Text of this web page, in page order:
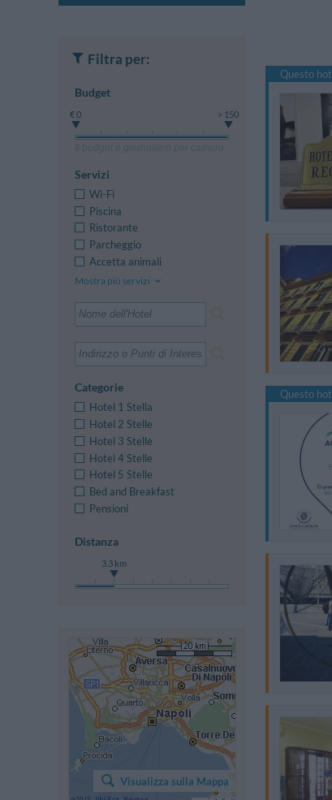
Questo
Questo
Filtra per:
Budget
€ 0 > 150
Il budget è giornaliero per camera
Servizi
Wi-Fi
Piscina
Ristorante
Parcheggio
Accetta animali
Mostra più servizi
Categorie
Hotel 1 Stella
Hotel 2 Stelle
Hotel 3 Stelle
Hotel 4 Stelle
Hotel 5 Stelle
Bed and Breakfast
Pensioni
Distanza
3.3 km
Visualizza sulla Mappa